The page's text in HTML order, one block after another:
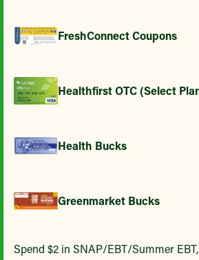
FreshConnect Coupons
Healthfirst OTC (Select
Health Bucks
Greenmarket Bucks
Spend $2 in SNAP/EBT/Summer